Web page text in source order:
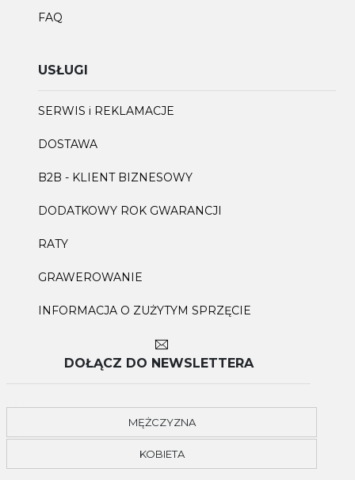
FAQ
USŁUGI
SERWIS i REKLAMACJE
DOSTAWA
B2B - KLIENT BIZNESOWY
DODATKOWY ROK GWARANCJI
RATY
GRAWEROWANIE
INFORMACJA O ZUŻYTYM SPRZĘCIE
DOŁĄCZ DO NEWSLETTERA
MĘŻCZYZNA
KOBIETA